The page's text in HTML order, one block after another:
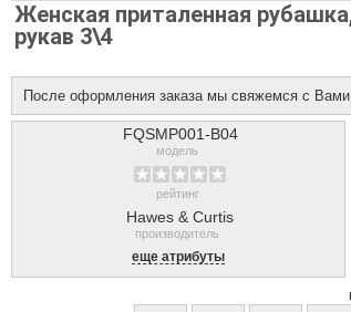
Женская приталенная
рукав 3\4
После оформления заказа мы свяжемся с
FQSMP001-B04
модель
рейтинг
Hawes & Curtis
производитель
еще атрибуты